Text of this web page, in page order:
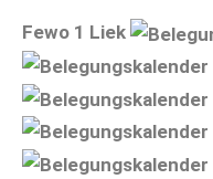
Fewo 1 Liek